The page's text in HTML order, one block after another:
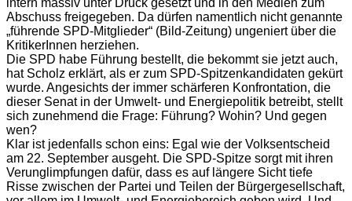
intern massiv unter Druck gesetzt und in den Medien zum
Abschuss freigegeben. Da dürfen namentlich nicht genannte
„führende SPD-Mitglieder“ (Bild-Zeitung) ungeniert über die
KritikerInnen herziehen.
Die SPD habe Führung bestellt, die bekommt sie jetzt auch,
hat Scholz erklärt, als er zum SPD-Spitzenkandidaten gekürt
wurde. Angesichts der immer schärferen Konfrontation, die
dieser Senat in der Umwelt- und Energiepolitik betreibt, stellt
sich zunehmend die Frage: Führung? Wohin? Und gegen
wen?
Klar ist jedenfalls schon eins: Egal wie der Volksentscheid
am 22. September ausgeht. Die SPD-Spitze sorgt mit ihren
Verunglimpfungen dafür, dass es auf längere Sicht tiefe
Risse zwischen der Partei und Teilen der Bürgergesellschaft,